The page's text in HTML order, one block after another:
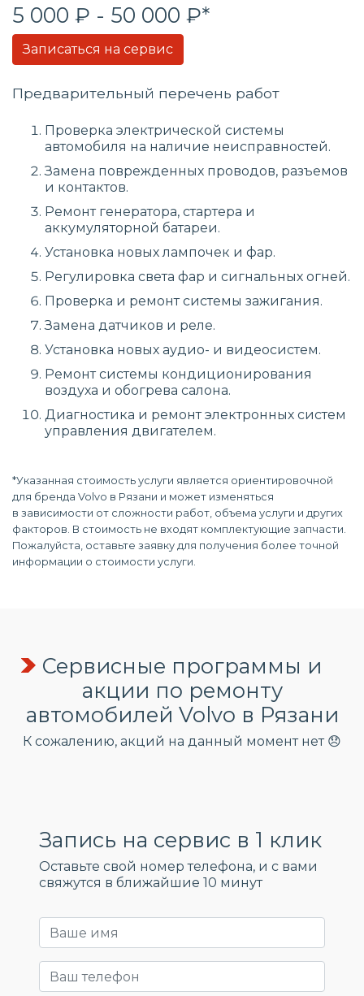
5 000 ₽ - 50 000 ₽*
Записаться на сервис
Предварительный перечень работ
Проверка электрической системы
автомобиля на наличие неисправностей.
Замена поврежденных проводов, разъемов
и контактов.
Ремонт генератора, стартера и
аккумуляторной батареи.
Установка новых лампочек и фар.
Регулировка света фар и сигнальных огней.
Проверка и ремонт системы зажигания.
Замена датчиков и реле.
Установка новых аудио- и видеосистем.
Ремонт системы кондиционирования
воздуха и обогрева салона.
Диагностика и ремонт электронных систем
управления двигателем.
*Указанная стоимость услуги является ориентировочной
для бренда Volvo в Рязани и может изменяться
в зависимости от сложности работ, объема услуги и других
факторов. В стоимость не входят комплектующие запчасти.
Пожалуйста, оставьте заявку для получения более точной
информации о стоимости услуги.
Сервисные программы и
акции по ремонту
автомобилей Volvo в Рязани
К сожалению, акций на данный момент нет 😞
Запись на сервис в 1 клик
Оставьте свой номер телефона, и c вами
свяжутся в ближайшие 10 минут